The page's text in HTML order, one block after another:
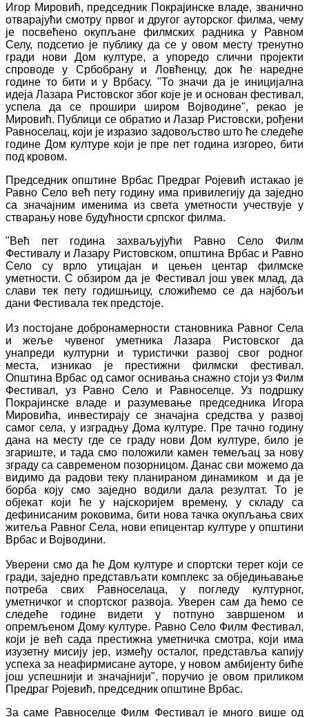
Игор Мировић, председник Покрајинске владе, званично
отварајући смотру првог и другог ауторског филма, чему
је посвећено окупљане филмских радника у Равном
Селу, подсетио је публику да се у овом месту тренутно
гради нови Дом културе, а упоредо слични пројекти
спроводе у Србобрану и Ловћенцу, док ће наредне
године то бити и у Врбасу. "То значи да је иницијална
идеја Лазара Ристовског због које је и основан фестивал,
успела да се прошири широм Војводине", рекао је
Мировић. Публици се обратио и Лазар Ристовски, рођени
Равноселац, који је изразио задовољство што ће следеће
године Дом културе који је пре пет година изгорео, бити
под кровом.
Председник општине Врбас Предраг Ројевић истакао је
Равно Село већ пету годину има привилегију да заједно
са значајним именима из света уметности учествује у
стварању нове будућности српског филма.
"Већ пет година захваљујући Равно Село Филм
Фестивалу и Лазару Ристовском, општина Врбас и Равно
Село су врло утицајан и цењен центар филмске
уметности. С обзиром да је Фестивал још увек млад, да
слави тек пету годишњицу, сложићемо се да најбољи
дани Фестивала тек предстоје.
Из постојане добронамерности становника Равног Села
и жеље чувеног уметника Лазара Ристовског да
унапреди културни и туристички развој свог родног
места, изникао је престижни филмски фестивал.
Општина Врбас од самог оснивања снажно стоји уз Филм
Фестивал, уз Равно Село и Равноселце. Уз подршку
Покрајинске владе и разумевање председника Игора
Мировића, инвестирају се значајна средства у развој
самог села, у изградњу Дома културе. Пре тачно годину
дана на месту где се граду нови Дом културе, било је
згариште, и тада смо положили камен темељац за нову
зграду са савременом позорницом. Данас сви можемо да
видимо да радови теку планираном динамиком и да је
борба коју смо заједно водили дала резултат. То је
објекат који ће у најскоријем времену, у складу са
дефинисаним роковима, бити нова тачка окупљања свих
житеља Равног Села, нови епицентар културе у општини
Врбас и Војводини.
Уверени смо да ће Дом културе и спортски терет који се
гради, заједно представљати комплекс за обједињавање
потреба свих Равноселаца, у погледу културног,
уметничког и спортског развоја. Уверен сам да ћемо се
следеће године видети у потпуно завршеном и
опремљеном Дому културе. Равно Село Филм Фестивал,
који је већ сада престижна уметничка смотра, који има
изузетну мисију јер, између осталог, представља капију
успеха за неафирмисане ауторе, у новом амбијенту биће
још успешнији и значајнији", поручио је овом приликом
Предраг Ројевић, председник општине Врбас.
За саме Равноселце Филм Фестивал је много више од